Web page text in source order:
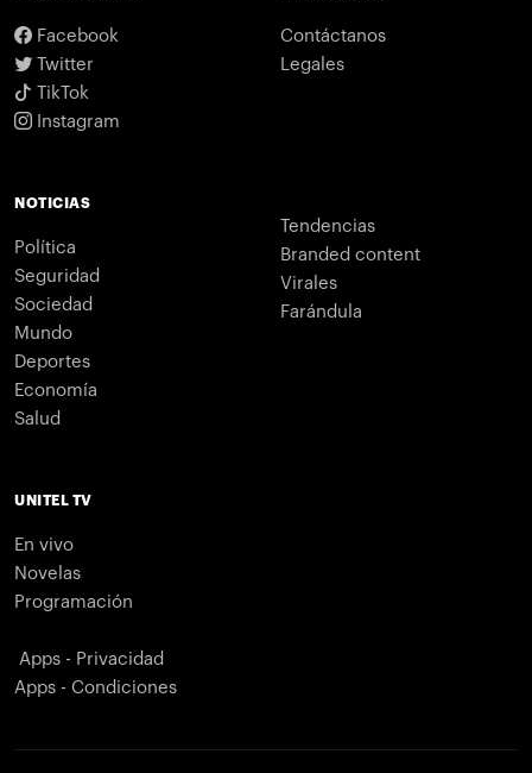
Facebook
Twitter
TikTok
Instagram
Contáctanos
Legales
NOTICIAS
Política
Seguridad
Sociedad
Mundo
Deportes
Economía
Salud
Tendencias
Branded content
Virales
Farándula
UNITEL TV
En vivo
Novelas
Programación
Apps - Privacidad
Apps - Condiciones